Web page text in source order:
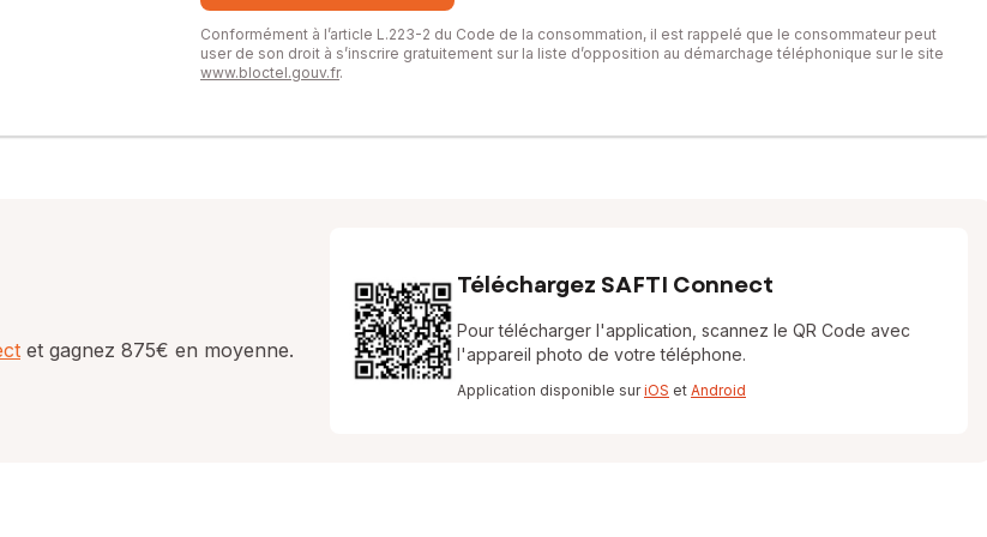
Conformément à l’article L.223-2 du Code de la consommation, il est rappelé que le consommateur peut
user de son droit à s’inscrire gratuitement sur la liste d’opposition au démarchage téléphonique sur le site
www.bloctel.gouv.fr.
et gagnez 875€ en moyenne.
Téléchargez SAFTI Connect
Pour télécharger l'application, scannez le QR Code avec
l'appareil photo de votre téléphone.
Application disponible suriOS et Android